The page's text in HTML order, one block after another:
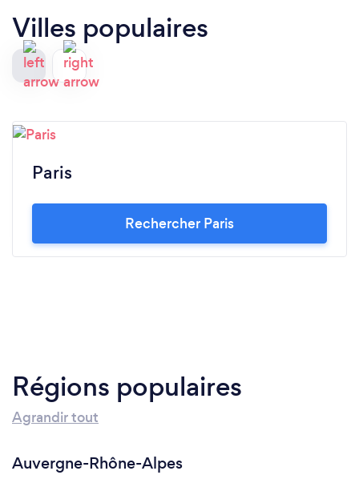
Villes populaires
Paris
Rechercher Paris
Régions populaires
Agrandir tout
Auvergne-Rhône-Alpes